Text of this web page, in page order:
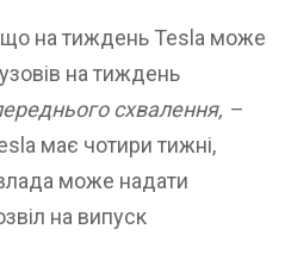
на тиждень Tesla може
на тиждень
схвалення, –
має чотири тижні,
може надати
на випуск